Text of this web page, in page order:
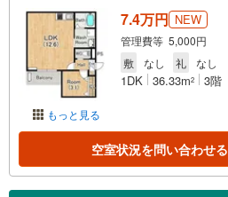
もっと見る
7.4万円 NEW
管理費等 5,000円
敷
なし 礼 なし
1DK 36.33m2 3階
空室状況を問い合わせる